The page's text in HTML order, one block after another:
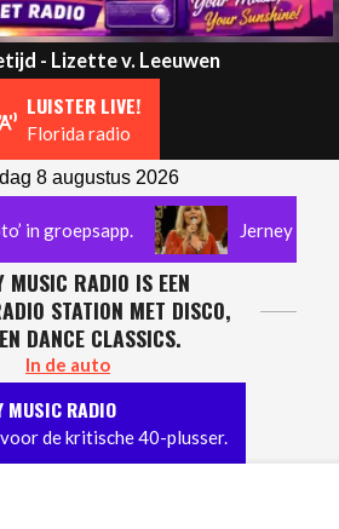
- Lizette v. Leeuwen
LUISTER LIVE!
Florida radio
8 augustus 2026
groepsapp. Jerney
MUSIC RADIO IS EEN
STATION MET DISCO,
DANCE CLASSICS.
In de auto
MUSIC RADIO
de kritische 40-plusser.